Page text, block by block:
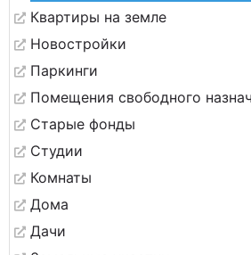
Квартиры на земле
Новостройки
Паркинги
Помещения свободного
Старые фонды
Студии
Комнаты
Дома
Дачи